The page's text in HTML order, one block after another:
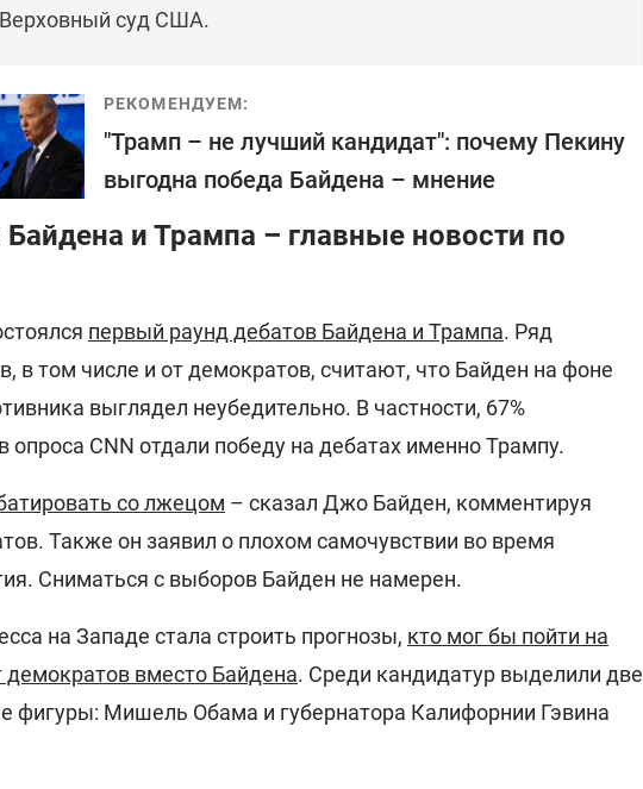
суд США.
РЕКОМЕНДУЕМ:
"Трамп – не лучший кандидат": почему Пекину
выгодна победа Байдена – мнение
и Трампа – главные новости по
первый раунд дебатов Байдена и Трампа. Ряд
в том числе и от демократов, считают, что Байден на фоне
выглядел неубедительно. В частности, 67%
опроса CNN отдали победу на дебатах именно Трампу.
со лжецом – сказал Джо Байден, комментируя
Также он заявил о плохом самочувствии во время
Сниматься с выборов Байден не намерен.
на Западе стала строить прогнозы, кто мог бы пойти на
вместо Байдена. Среди кандидатур выделили две
фигуры: Мишель Обама и губернатора Калифорнии Гэвина